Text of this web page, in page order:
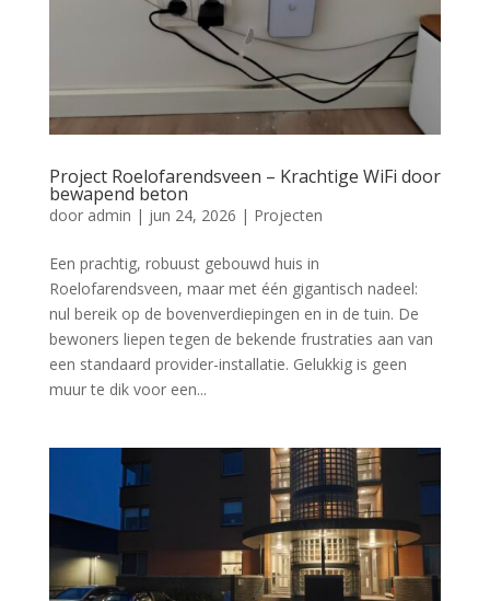
Project Roelofarendsveen – Krachtige WiFi door
bewapend beton
door admin | jun 24, 2026 | Projecten
Een prachtig, robuust gebouwd huis in
Roelofarendsveen, maar met één gigantisch nadeel:
nul bereik op de bovenverdiepingen en in de tuin. De
bewoners liepen tegen de bekende frustraties aan van
een standaard provider-installatie. Gelukkig is geen
muur te dik voor een...